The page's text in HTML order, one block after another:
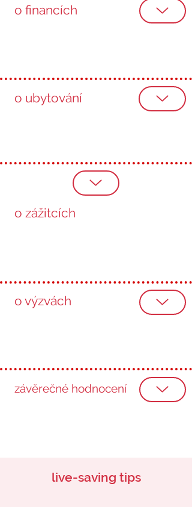
o financích
o ubytování
o zážitcích
o výzvách
závěrečné hodnocení
live-saving tips